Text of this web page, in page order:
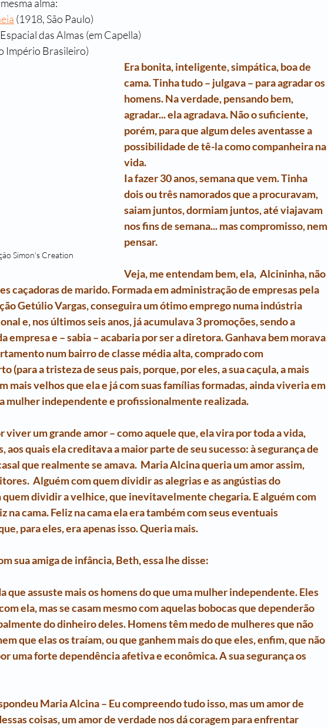
alma:
(1918, São Paulo)
das Almas (em Capella)
Império Brasileiro)
Simon's Creation
Era bonita, inteligente, simpática, boa de
cama. Tinha tudo – julgava – para agradar os
homens. Na verdade, pensando bem,
agradar... ela agradava. Não o suficiente,
porém, para que algum deles aventasse a
possibilidade de tê-la como companheira na
vida.
Ia fazer 30 anos, semana que vem. Tinha
dois ou três namorados que a procuravam,
saiam juntos, dormiam juntos, até viajavam
nos fins de semana... mas compromisso, nem
pensar.
Veja, me entendam bem, ela,  Alcininha, não
caçadoras de marido. Formada em administração de empresas pela
Getúlio Vargas, conseguira um ótimo emprego numa indústria
e, nos últimos seis anos, já acumulava 3 promoções, sendo a
empresa e – sabia – acabaria por ser a diretora. Ganhava bem morava
num bairro de classe média alta, comprado com
(para a tristeza de seus pais, porque, por eles, a sua caçula, a mais
mais velhos que ela e já com suas famílias formadas, ainda viveria em
mulher independente e profissionalmente realizada.
viver um grande amor – como aquele que, ela vira por toda a vida,
aos quais ela creditava a maior parte de seu sucesso: à segurança de
que realmente se amava.  Maria Alcina queria um amor assim,
Alguém com quem dividir as alegrias e as angústias do
dividir a velhice, que inevitavelmente chegaria. E alguém com
na cama. Feliz na cama ela era também com seus eventuais
para eles, era apenas isso. Queria mais.
sua amiga de infância, Beth, essa lhe disse:
que assuste mais os homens do que uma mulher independente. Eles
ela, mas se casam mesmo com aquelas bobocas que dependerão
do dinheiro deles. Homens têm medo de mulheres que não
que elas os traíam, ou que ganhem mais do que eles, enfim, que não
uma forte dependência afetiva e econômica. A sua segurança os
Maria Alcina – Eu compreendo tudo isso, mas um amor de
coisas, um amor de verdade nos dá coragem para enfrentar